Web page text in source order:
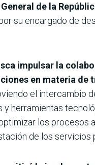
de la
su encargado de
impulsar la
en materia de
el intercambio
y herramientas
los procesos
de los servicios